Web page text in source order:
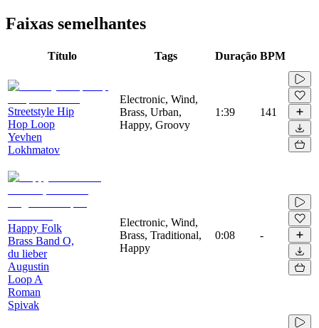
Faixas semelhantes
Título Tags Duração BPM
Streetstyle Hip
Hop Loop
Yevhen
Lokhmatov
Electronic, Wind,
Brass, Urban,
Happy, Groovy
1:39 141
Happy Folk
Brass Band O,
du lieber
Augustin
Loop A
Roman
Spivak
Electronic, Wind,
Brass, Traditional,
Happy
0:08 -